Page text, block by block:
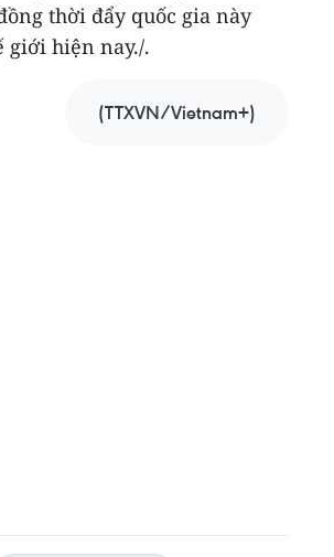
thời đẩy quốc gia này
giới hiện nay./.
(TTXVN/Vietnam+)